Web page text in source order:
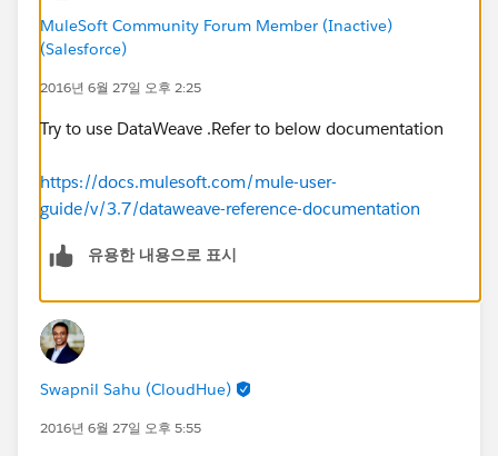
MuleSoft Community Forum Member (Inactive)
(Salesforce)
2016년 6월 27일 오후 2:25
Try to use DataWeave .Refer to below documentation
https://docs.mulesoft.com/mule-user-
guide/v/3.7/dataweave-reference-documentation
유용한 내용으로 표시
Swapnil Sahu (CloudHue)
2016년 6월 27일 오후 5:55